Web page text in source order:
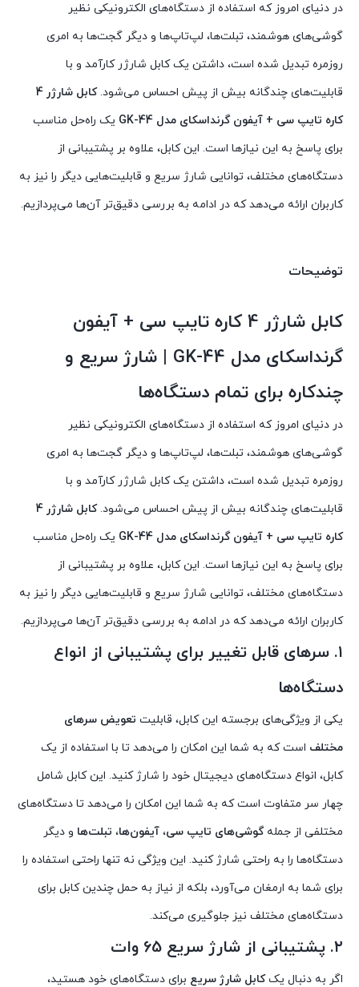
در دنیای امروز که استفاده از دستگاه‌های الکترونیکی نظیر
گوشی‌های هوشمند، تبلت‌ها، لپ‌تاپ‌ها و دیگر گجت‌ها به امری
روزمره تبدیل شده است، داشتن یک کابل شارژر کارآمد و با
قابلیت‌های چندگانه بیش از پیش احساس می‌شود.
کابل شارژر 4
کاره تایپ سی + آیفون گرنداسکای مدل GK-44
یک راه‌حل مناسب
برای پاسخ به این نیازها است. این کابل، علاوه بر پشتیبانی از
دستگاه‌های مختلف، توانایی شارژ سریع و قابلیت‌هایی دیگر را نیز به
کاربران ارائه می‌دهد که در ادامه به بررسی دقیق‌تر آن‌ها می‌پردازیم.
توضیحات
کابل شارژر 4 کاره تایپ سی + آیفون
گرنداسکای مدل GK-44 | شارژ سریع و
چندکاره برای تمام دستگاه‌ها
در دنیای امروز که استفاده از دستگاه‌های الکترونیکی نظیر
گوشی‌های هوشمند، تبلت‌ها، لپ‌تاپ‌ها و دیگر گجت‌ها به امری
روزمره تبدیل شده است، داشتن یک کابل شارژر کارآمد و با
قابلیت‌های چندگانه بیش از پیش احساس می‌شود.
کابل شارژر 4
کاره تایپ سی + آیفون گرنداسکای مدل GK-44
یک راه‌حل مناسب
برای پاسخ به این نیازها است. این کابل، علاوه بر پشتیبانی از
دستگاه‌های مختلف، توانایی شارژ سریع و قابلیت‌هایی دیگر را نیز به
کاربران ارائه می‌دهد که در ادامه به بررسی دقیق‌تر آن‌ها می‌پردازیم.
۱. سرهای قابل تغییر برای پشتیبانی از انواع
دستگاه‌ها
یکی از ویژگی‌های برجسته این کابل، قابلیت تعویض سرهای
مختلف است که به شما این امکان را می‌دهد تا با استفاده از یک
کابل، انواع دستگاه‌های دیجیتال خود را شارژ کنید. این کابل شامل
چهار سر متفاوت است که به شما این امکان را می‌دهد تا دستگاه‌های
مختلفی از جملهگوشی‌های تایپ سی، آیفون‌ها، تبلت‌ها و دیگر
دستگاه‌ها را به راحتی شارژ کنید. این ویژگی نه تنها راحتی استفاده را
برای شما به ارمغان می‌آورد، بلکه از نیاز به حمل چندین کابل برای
دستگاه‌های مختلف نیز جلوگیری می‌کند.
۲. پشتیبانی از شارژ سریع 65 وات
اگر به دنبال یککابل شارژ سریع برای دستگاه‌های خود هستید،